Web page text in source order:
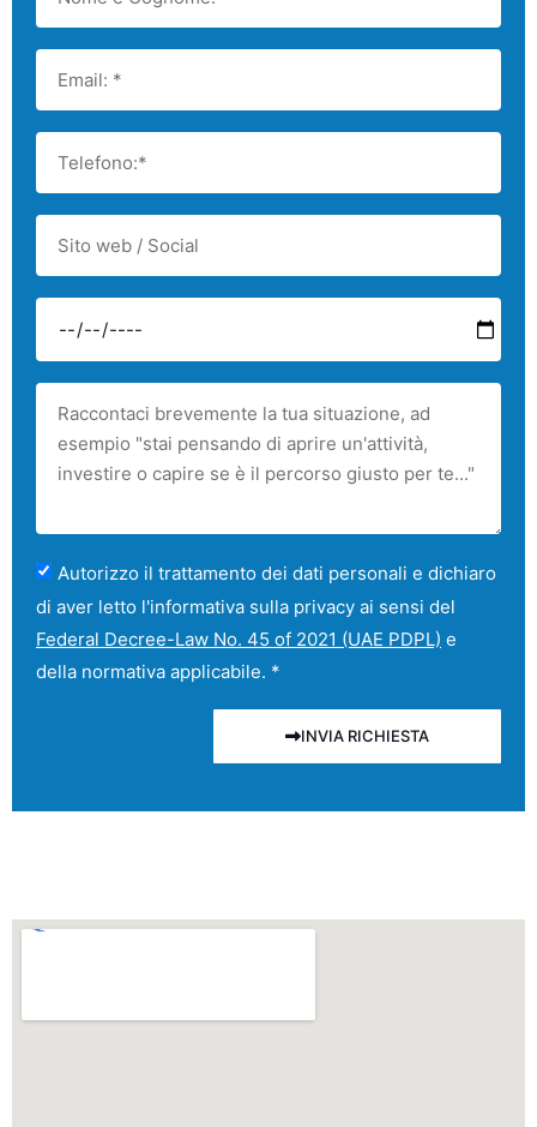
Autorizzo il trattamento dei dati personali e dichiaro
di aver letto l'informativa sulla privacy ai sensi del
Federal Decree-Law No. 45 of 2021 (UAE PDPL) e
della normativa applicabile. *
INVIA RICHIESTA